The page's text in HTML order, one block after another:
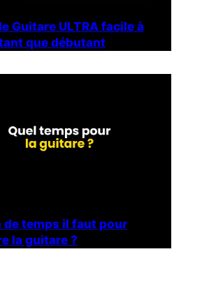
Guitare ULTRA facile à
que débutant
de temps il faut pour
la guitare ?